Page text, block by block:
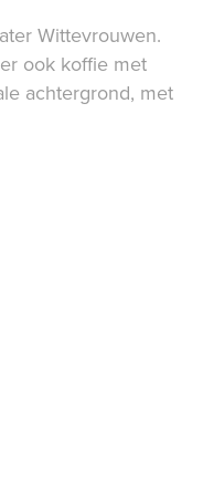
Wittevrouwen.
ook koffie met
achtergrond, met